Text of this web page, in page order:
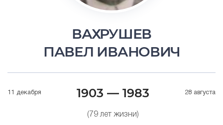
ВАХРУШЕВ
ПАВЕЛ ИВАНОВИЧ
11 декабря 1903 — 1983
(79 лет жизни)
28 августа